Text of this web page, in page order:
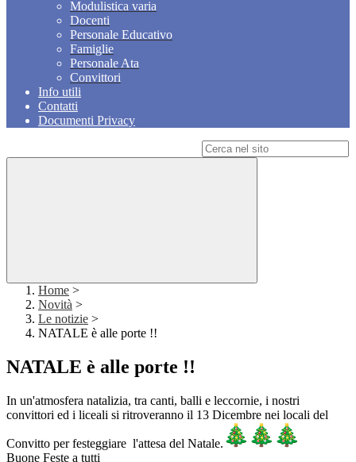
Modulistica varia
Docenti
Personale Educativo
Famiglie
Personale Ata
Convittori
Info utili
Contatti
Documenti Privacy
Home >
Novità >
Le notizie >
NATALE è alle porte !!
NATALE è alle porte !!
In un'atmosfera natalizia, tra canti, balli e leccornie, i nostri
convittori ed i liceali si ritroveranno il 13 Dicembre nei locali del
Convitto per festeggiare l'attesa del Natale.
Buone Feste a tutti